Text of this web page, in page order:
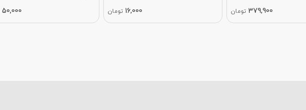
379,900 تومان 16,000 تومان 50,000